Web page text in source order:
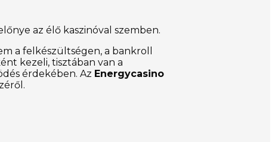
az élő kaszinóval szemben.
a felkészültségen, a bankroll
kezeli, tisztában van a
érdekében. Az Energycasino